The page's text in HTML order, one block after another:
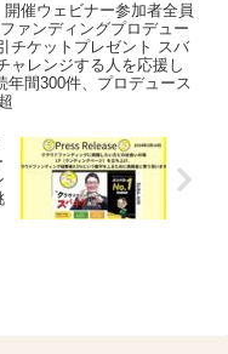
催ウェビナー参加者全員
ァンディングプロデュー
チケットプレゼント スバ
ャレンジする人を応援し
年間300件、プロデュース